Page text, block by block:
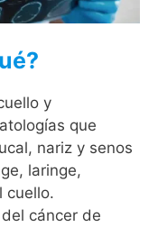
y
que
nariz y senos
laringe,
cuello.
cáncer de